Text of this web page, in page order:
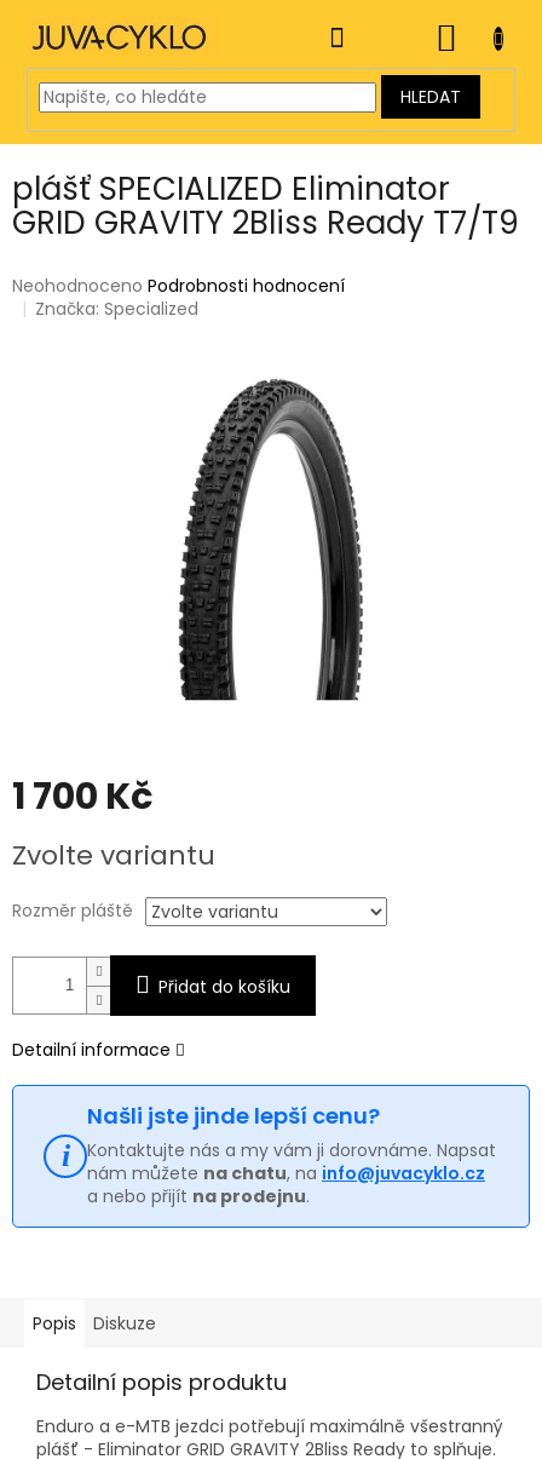
obsah
HLEDAT
KOŠÍK
plášť SPECIALIZED Eliminator
GRID GRAVITY 2Bliss Ready T7/T9
Průměrné
hodnocení
Neohodnoceno Podrobnosti hodnocení
Značka:Specialized
1 700 Kč
cena:
Zvolte variantu
Rozměr pláště
Přidat do košíku
Detailní informace
Našli jste jinde lepší cenu?
Kontaktujte nás a my vám ji dorovnáme. Napsat
nám můžete na chatu, na info@juvacyklo.cz
a nebo přijít na prodejnu.
Popis Diskuze
Detailní popis produktu
Enduro a e-MTB jezdci potřebují maximálně všestranný
plášť - Eliminator GRID GRAVITY 2Bliss Ready to splňuje.